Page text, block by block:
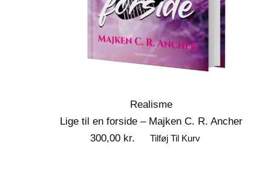
Realisme
Lige til en forside – Majken C. R. Ancher
300,00 kr. Tilføj Til Kurv